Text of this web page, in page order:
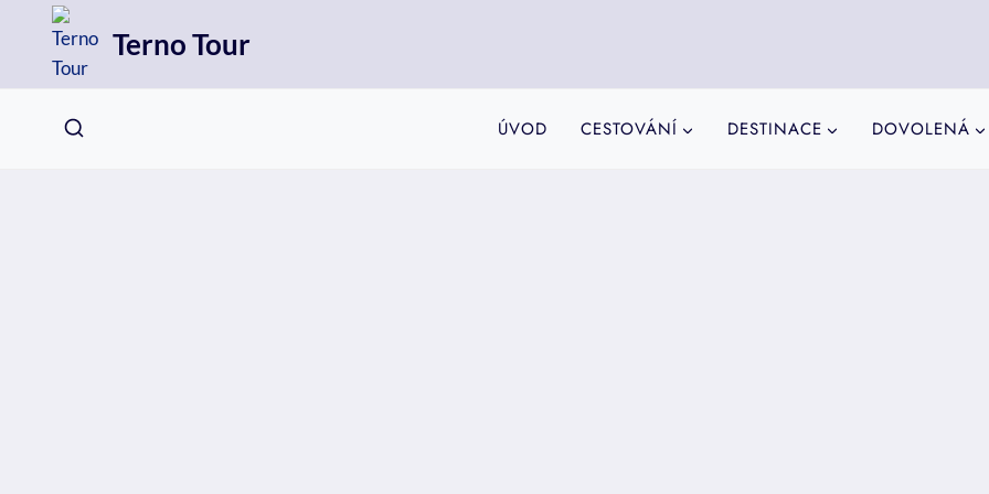
Přeskočit
Terno Tour
ÚVOD CESTOVÁNÍ DESTINACE DOVOLENÁ